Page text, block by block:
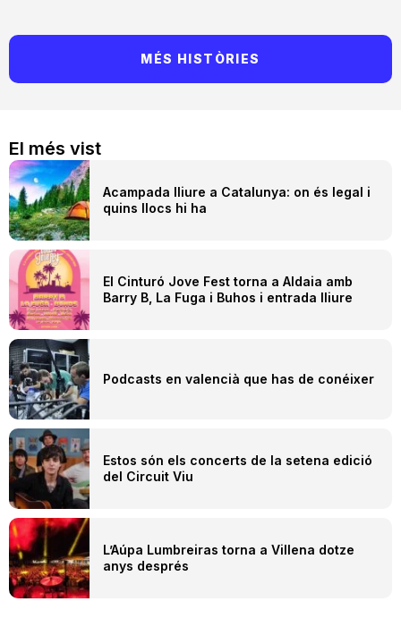
El més vist
Acampada lliure a Catalunya: on és legal i
quins llocs hi ha
El Cinturó Jove Fest torna a Aldaia amb
Barry B, La Fuga i Buhos i entrada lliure
Podcasts en valencià que has de conéixer
Estos són els concerts de la setena edició
del Circuit Viu
L’Aúpa Lumbreiras torna a Villena dotze
anys després
MÉS HISTÒRIES